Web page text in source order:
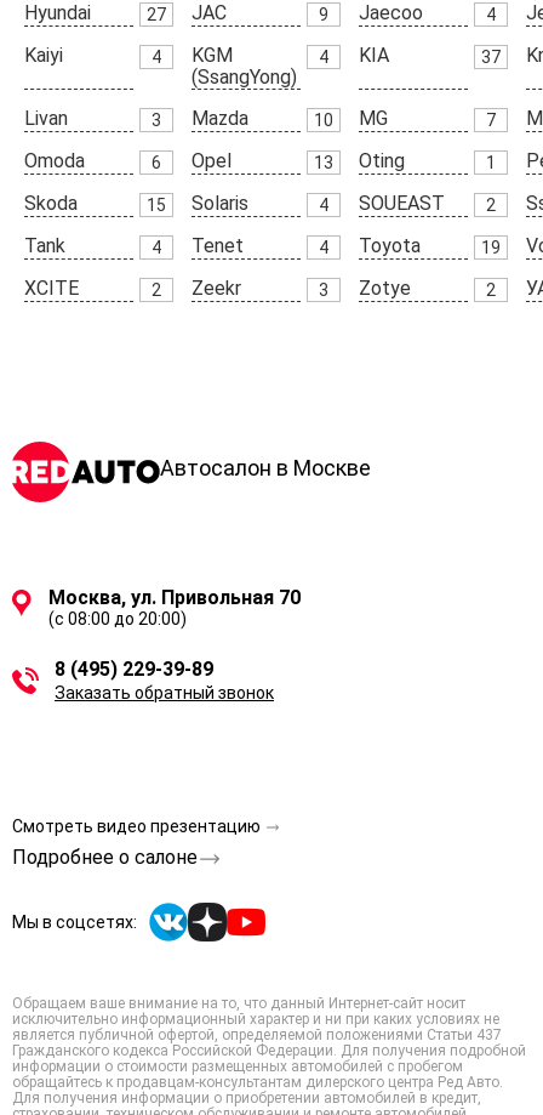
Hyundai
27 JAC 9 Jaecoo 4
Kaiyi
4
KGM
(SsangYong)
4 KIA 37
Livan 3 Mazda 10 MG 7
Omoda
6 Opel 13 Oting 1
Skoda
15 Solaris 4 SOUEAST 2
Tank
4 Tenet 4 Toyota 19
XCITE
2 Zeekr 3 Zotye 2
Автосалон в Москве
Москва, ул. Привольная 70
(с 08:00 до 20:00)
8 (495) 229-39-89
Заказать обратный звонок
Смотреть видео презентацию
Подробнее о салоне
Мы в соцсетях:
Обращаем ваше внимание на то, что данный Интернет-сайт носит
исключительно информационный характер и ни при каких условиях не
является публичной офертой, определяемой положениями Статьи 437
Гражданского кодекса Российской Федерации. Для получения подробной
информации о стоимости размещенных автомобилей с пробегом
обращайтесь к продавцам-консультантам дилерского центра Ред Авто.
Для получения информации о приобретении автомобилей в кредит,